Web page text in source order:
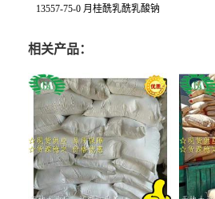
13557-75-0 月桂酰乳酰乳酸钠
相关产品：